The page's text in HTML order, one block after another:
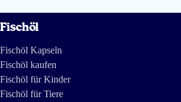
op te lossen.
Fischöl
Fischöl Kapseln
Fischöl kaufen
Fischöl für Kinder
Fischöl für Tiere